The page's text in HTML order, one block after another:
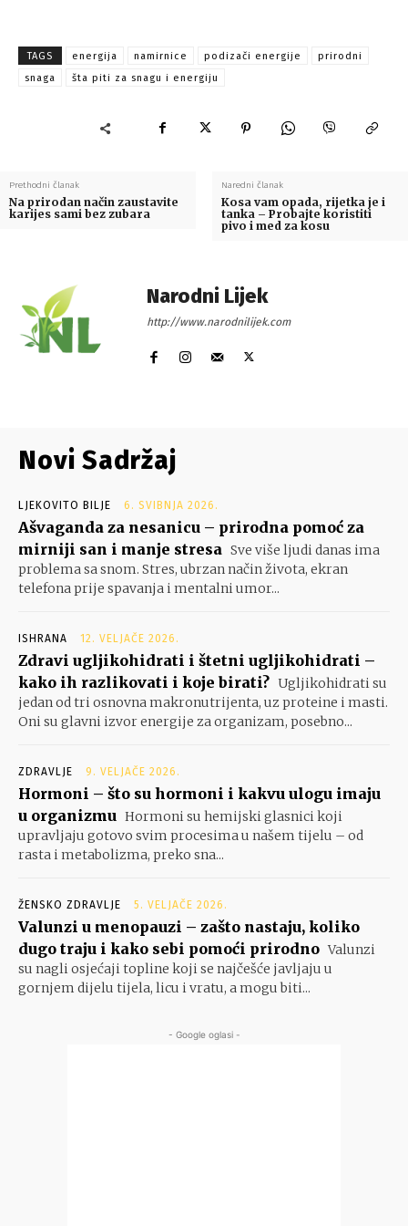
TAGS energija namirnice podizači energije
prirodni
snaga
šta piti za snagu i energiju
Prethodni članak
Na prirodan način zaustavite
karijes sami bez zubara
Naredni članak
Kosa vam opada, rijetka je i
tanka – Probajte koristiti
pivo i med za kosu
Narodni Lijek
http://www.narodnilijek.com
Novi Sadržaj
LJEKOVITO BILJE 6. SVIBNJA 2026.
Ašvaganda za nesanicu – prirodna pomoć za
mirniji san i manje stresa Sve više ljudi danas ima
problema sa snom. Stres, ubrzan način života, ekran
telefona prije spavanja i mentalni umor...
ISHRANA 12. VELJAČE 2026.
Zdravi ugljikohidrati i štetni ugljikohidrati –
kako ih razlikovati i koje birati? Ugljikohidrati su
jedan od tri osnovna makronutrijenta, uz proteine i masti.
Oni su glavni izvor energije za organizam, posebno...
ZDRAVLJE 9. VELJAČE 2026.
Hormoni – što su hormoni i kakvu ulogu imaju
u organizmu Hormoni su hemijski glasnici koji
upravljaju gotovo svim procesima u našem tijelu – od
rasta i metabolizma, preko sna...
ŽENSKO ZDRAVLJE 5. VELJAČE 2026.
Valunzi u menopauzi – zašto nastaju, koliko
dugo traju i kako sebi pomoći prirodno Valunzi
su nagli osjećaji topline koji se najčešće javljaju u
gornjem dijelu tijela, licu i vratu, a mogu biti...
- Google oglasi -